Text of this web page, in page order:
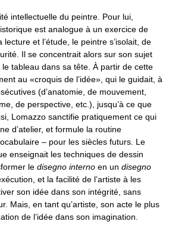
intellectuelle du peintre. Pour lui,
est analogue à un exercice de
et l’étude, le peintre s’isolait, de
Il se concentrait alors sur son sujet
le tableau dans sa tête. À partir de cette
au «croquis de l’idée», qui le guidait, à
(d’anatomie, de mouvement,
de perspective, etc.), jusqu’à ce que
Lomazzo sanctifie pratiquement ce qui
d’atelier, et formule la routine
– pour les siècles futurs. Le
enseignait les techniques de dessin
le disegno interno en un disegno
et la facilité de l’artiste à les
son idée dans son intégrité, sans
Mais, en tant qu’artiste, son acte le plus
de l’idée dans son imagination.